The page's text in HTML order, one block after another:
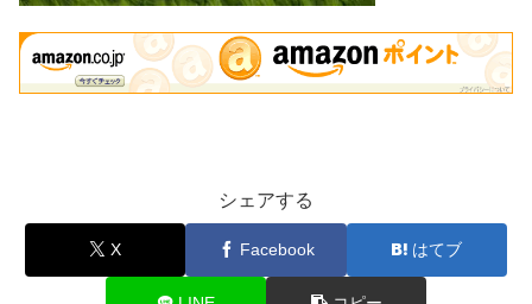
シェアする
X Facebook はてブ